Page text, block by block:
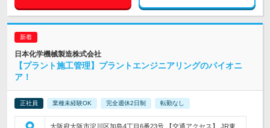
日本化学機械製造株式会社
【プラント施工管理】プラントエンジニアリングのパイオニ
ア！
正社員 業種未経験OK 完全週休2日制 転勤なし
大阪府大阪市淀川区加島4丁目6番23号 【交通アクセス】 JR東